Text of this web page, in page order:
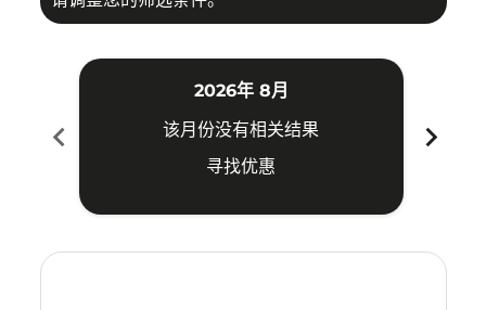
chevron_left
2026年 8月
该月份没有相关结果
寻找优惠
chevron_right